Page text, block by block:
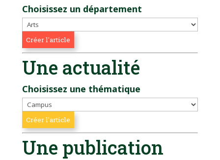
Choisissez un département
Une actualité
Choisissez une thématique
Une publication